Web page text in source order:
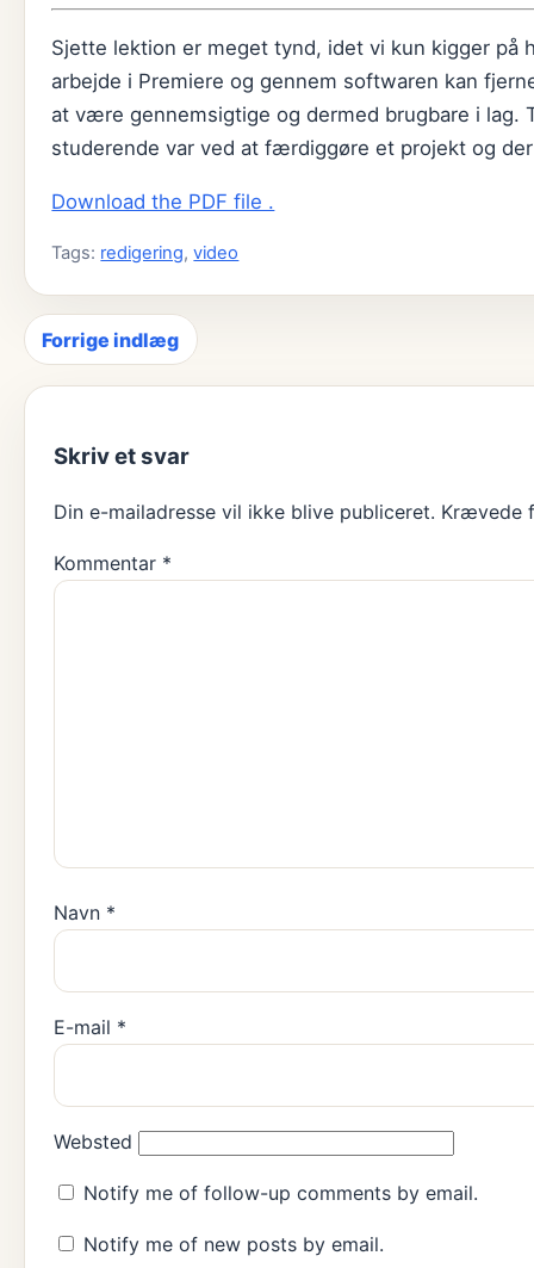
Sjette lektion er meget tynd, idet vi kun kigger på
arbejde i Premiere og gennem softwaren kan
at være gennemsigtige og dermed brugbare i lag.
studerende var ved at færdiggøre et projekt og
Download the PDF file .
Tags: redigering,video
Indlægsnavigation
Forrige indlæg
Skriv et svar
Din e-mailadresse vil ikke blive publiceret. Krævede
Kommentar *
Navn *
E-mail *
Websted
Notify me of follow-up comments by email.
Notify me of new posts by email.